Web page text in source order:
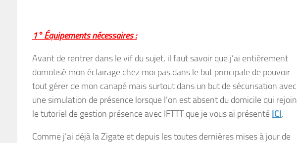
1° Équipements nécessaires :
Avant de rentrer dans le vif du sujet, il faut savoir que j’ai entièrement
domotisé mon éclairage chez moi pas dans le but principale de pouvoir
tout gérer de mon canapé mais surtout dans un but de sécurisation avec
une simulation de présence lorsque l’on est absent du domicile qui
le tutoriel de gestion présence avec IFTTT que je vous ai présenté ICI.
Comme j’ai déjà la Zigate et depuis les toutes dernières mises à jour de